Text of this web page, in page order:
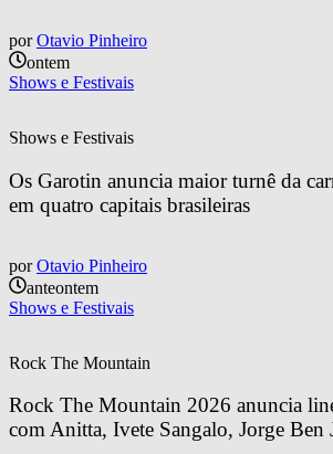
por Otavio Pinheiro
ontem
Shows e Festivais
Shows e Festivais
Os Garotin anuncia maior turnê da
em quatro capitais brasileiras
por Otavio Pinheiro
anteontem
Shows e Festivais
Rock The Mountain
Rock The Mountain 2026 anuncia
com Anitta, Ivete Sangalo, Jorge Ben